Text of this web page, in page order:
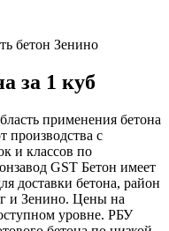
бетон Зенино
за 1 куб
применения бетона
производства с
и классов по
GST Бетон имеет
доставки бетона, район
и Зенино. Цены на
уровне. РБУ